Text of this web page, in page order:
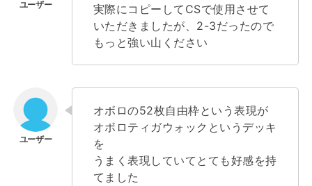
実際にコピーしてCSで使用させて
いただきましたが、2-3だったので
もっと強い山ください
オボロの52枚自由枠という表現が
オボロティガウォックというデッキ
を
うまく表現していてとても好感を持
てました